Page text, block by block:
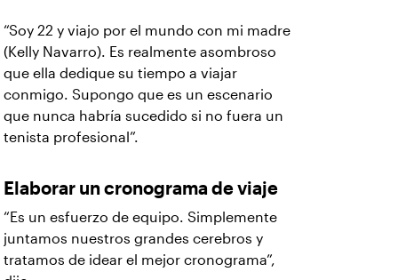
“Soy 22 y viajo por el mundo con mi madre
(Kelly Navarro). Es realmente asombroso
que ella dedique su tiempo a viajar
conmigo. Supongo que es un escenario
que nunca habría sucedido si no fuera un
tenista profesional”.
Elaborar un cronograma de viaje
“Es un esfuerzo de equipo. Simplemente
juntamos nuestros grandes cerebros y
tratamos de idear el mejor cronograma”,